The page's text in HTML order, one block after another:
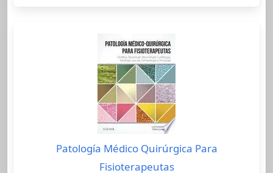
Patología Médico Quirúrgica Para
Fisioterapeutas